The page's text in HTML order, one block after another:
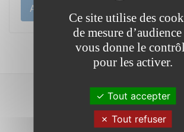
Actualité
À propos...
Ce site utilise des
de mesure d’audience
vous donne le
pour les activer.
Tout accepter
Tout refuser